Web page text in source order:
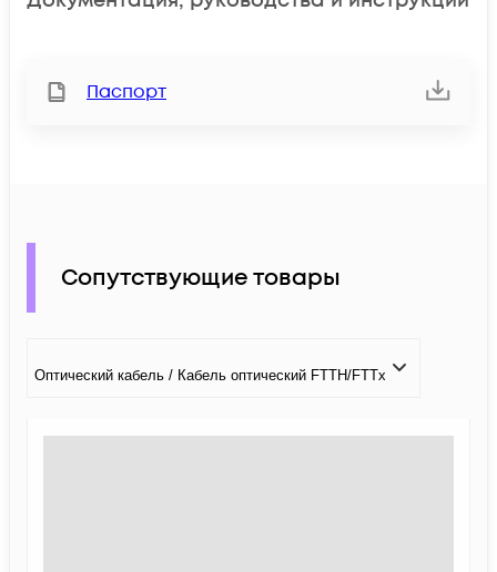
Паспорт
Сопутствующие товары
Оптический кабель / Кабель оптический FTTH/FTTx